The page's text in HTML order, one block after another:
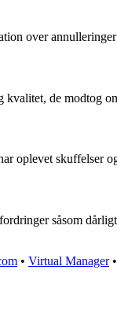
over annulleringer
kvalitet, de modtog
oplevet skuffelser
såsom
• Virtual Manager•